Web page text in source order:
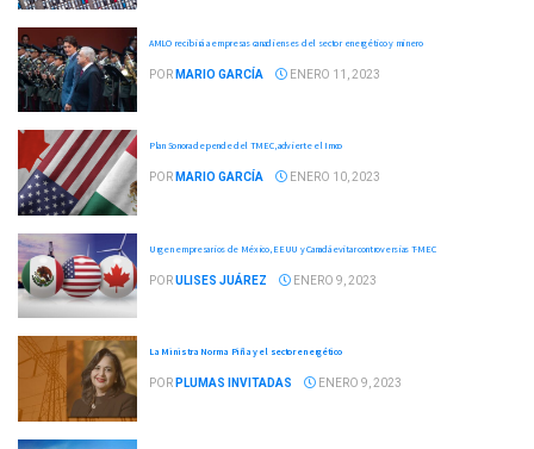
AMLO recibirá a empresas canadienses del sector energético y minero
POR MARIO GARCÍA ENERO 11, 2023
Plan Sonora depende del TMEC, advierte el Imco
POR MARIO GARCÍA ENERO 10, 2023
Urgen empresarios de México, EEUU y Canadá evitar controversias T-MEC
PORULISES JUÁREZ ENERO 9, 2023
La Ministra Norma Piña y el sector energético
POR PLUMAS INVITADAS ENERO 9, 2023